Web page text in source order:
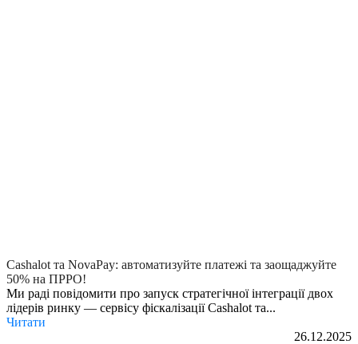
Cashalot та NovaPay: автоматизуйте платежі та заощаджуйте
50% на ПРРО!
Ми раді повідомити про запуск стратегічної інтеграції двох
лідерів ринку — сервісу фіскалізації Cashalot та...
Читати
26.12.2025